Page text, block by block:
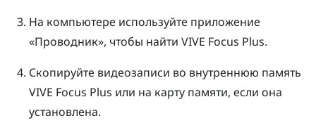
На компьютере используйте приложение
«Проводник», чтобы найти VIVE Focus Plus.
Скопируйте видеозаписи во внутреннюю память
VIVE Focus Plus или на карту памяти, если она
установлена.